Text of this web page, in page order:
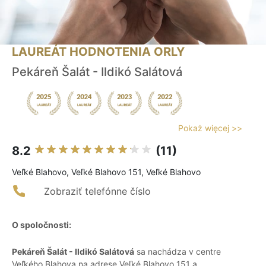
LAUREÁT HODNOTENIA ORLY
Pekáreň Šalát - Ildikó Salátová
Pokaż więcej >>
8.2 (11)
Veľké Blahovo, Veľké Blahovo 151, Veľké Blahovo
Zobraziť telefónne číslo
O spoločnosti:
Pekáreň Šalát - Ildikó Salátová sa nachádza v centre
Veľkého Blahova na adrese Veľké Blahovo 151 a